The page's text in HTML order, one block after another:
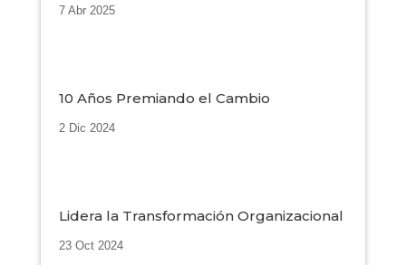
7 Abr 2025
10 Años Premiando el Cambio
2 Dic 2024
Lidera la Transformación Organizacional
23 Oct 2024